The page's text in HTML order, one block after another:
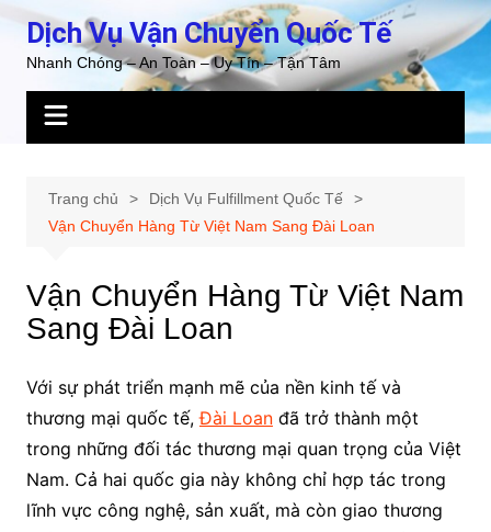
Chuyển
phần
Dịch Vụ Vận Chuyển Quốc Tế
Nhanh Chóng – An Toàn – Uy Tín – Tận Tâm
Trang chủ
Dịch Vụ Fulfillment Quốc Tế
Vận Chuyển Hàng Từ Việt Nam Sang Đài Loan
Vận Chuyển Hàng Từ Việt Nam
Sang Đài Loan
Với sự phát triển mạnh mẽ của nền kinh tế và
thương mại quốc tế,Đài Loanđã trở thành một
trong những đối tác thương mại quan trọng của Việt
Nam. Cả hai quốc gia này không chỉ hợp tác trong
lĩnh vực công nghệ, sản xuất, mà còn giao thương